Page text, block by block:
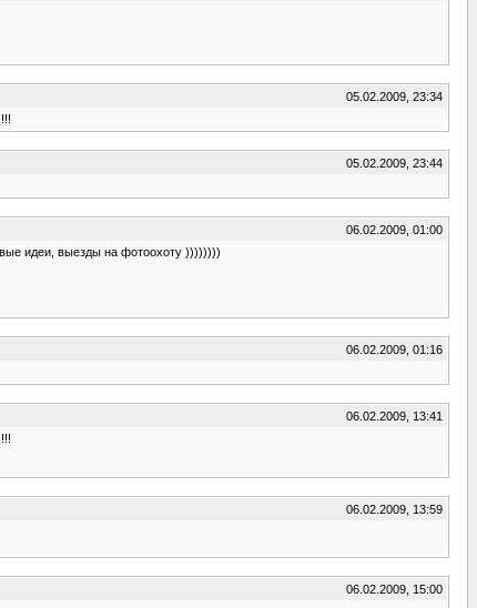
05.02.2009, 23:34
05.02.2009, 23:44
06.02.2009, 01:00
идеи, выезды на фотоохоту ))))))))
06.02.2009, 01:16
06.02.2009, 13:41
06.02.2009, 13:59
06.02.2009, 15:00